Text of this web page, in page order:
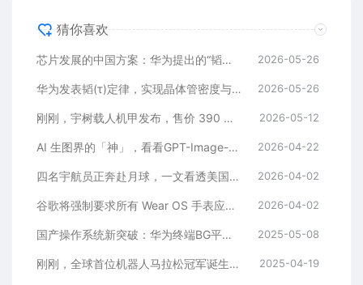
猜你喜欢
芯片发展的中国方案：华为提出的“韬定律”到底是什么？ 2026-05-26
华为发表韬(τ)定律，实现晶体管密度与系统性能突破 2026-05-26
刚刚，宇树载人机甲发布，售价 390 万起 2026-05-12
AI 生图界的「神」，看看GPT-Image-2生成的图片 2026-04-22
四名宇航员正奔赴月球，一文看透美国载人绕月任务的方方面面 2026-04-02
谷歌将强制要求所有 Wear OS 手表应用支持 64 位，9 月起在 Play 商店生效 2026-04-02
国产操作系统新突破：华为终端BG平板与PC产品线 “鸿蒙电脑”正式在深圳亮相 2025-05-08
刚刚，全球首位机器人马拉松冠军诞生！赛博跑姿大赏：宇树「躺平」原地起立、最稳的是它…… 2025-04-19